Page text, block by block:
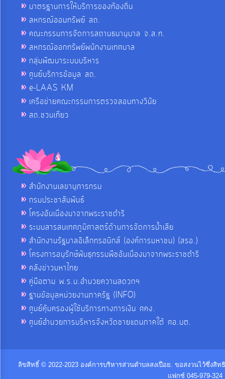
มาตรฐานการให้บริการของท้องถิ่น
สหกรณ์ออมทรัพย์ สถ.
คณะกรรมการจัดการสถานธนานุบาล จ.ส.ท.
สหกรณ์ออกทรัพย์พนักงานเทศบาล
กลุ่มพัฒนาระบบบริหาร
ศูนย์บริการข้อมูล สถ.
e-LAAS KM
เครือข่ายคณะกรรมการตรวจสอบทางวินัย
สถ.ชวนเที่ยว
สำนักงานเลขานุการกรม
กรมประชาสัมพันธ์
โครงอันเนื่องมาจากพระราชดำริ
ระบบสารสนเทศภูมิศาสตร์ด้านการจัดการน้ำเสีย
สำนักงานรัฐบาลอิเล็กทรอนิกส์ (องค์การมหาชน) (สรอ.)
โครงการอนุรักษ์พันธุกรรมพืชอันเนื่องมาจากพระราชดำริ
คลังข่าวมหาไทย
คู่มือตาม พ.ร.บ.อำนวยความสดวกฯ
ฐานข้อมูลหน่วยงานภาครัฐ (INFO)
ศูนย์คุ้มครองผู้ใช้บริการทางการเงิน ศคง.
ศูนย์อำนวยการบริหารจังหวัดชายแดนภาคใต้ ศอ.บต.
ลิขสิทธิ์ © 2022-2023 องค์การบริหารส่วนตำบลสงเปือย. ขอสงวนไว้ซึ่งสิ
แฟกซ์ 045-979-